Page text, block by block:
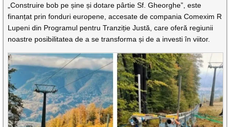
„Construire bob pe șine și dotare pârtie Sf. Gheorghe”, este
finanțat prin fonduri europene, accesate de compania Comexim R
Lupeni din Programul pentru Tranziție Justă, care oferă regiunii
noastre posibilitatea de a se transforma și de a investi în viitor.